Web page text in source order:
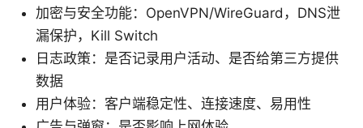
加密与安全功能：OpenVPN/WireGuard，DNS泄
漏保护，Kill Switch
日志政策：是否记录用户活动、是否给第三方提供
数据
用户体验：客户端稳定性、连接速度、易用性